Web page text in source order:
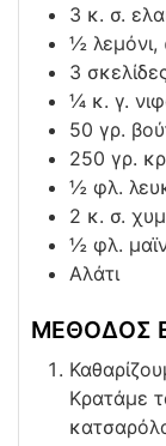
3 κ. σ.
½ λεμόνι,
3
¼ κ. γ.
50 γρ.
250 γρ.
½ φλ.
2 κ. σ.
½ φλ.
Αλάτι
ΜΕΘΟΔΟΣ
Κρατάμε